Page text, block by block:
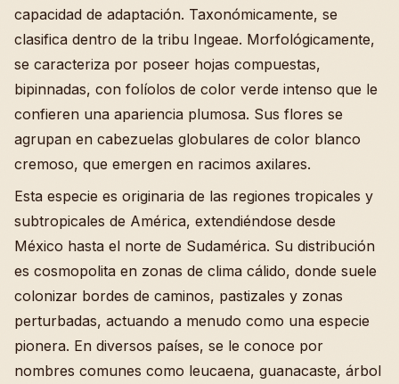
capacidad de adaptación. Taxonómicamente, se
clasifica dentro de la tribu Ingeae. Morfológicamente,
se caracteriza por poseer hojas compuestas,
bipinnadas, con folíolos de color verde intenso que le
confieren una apariencia plumosa. Sus flores se
agrupan en cabezuelas globulares de color blanco
cremoso, que emergen en racimos axilares.
Esta especie es originaria de las regiones tropicales y
subtropicales de América, extendiéndose desde
México hasta el norte de Sudamérica. Su distribución
es cosmopolita en zonas de clima cálido, donde suele
colonizar bordes de caminos, pastizales y zonas
perturbadas, actuando a menudo como una especie
pionera. En diversos países, se le conoce por
nombres comunes como leucaena, guanacaste, árbol